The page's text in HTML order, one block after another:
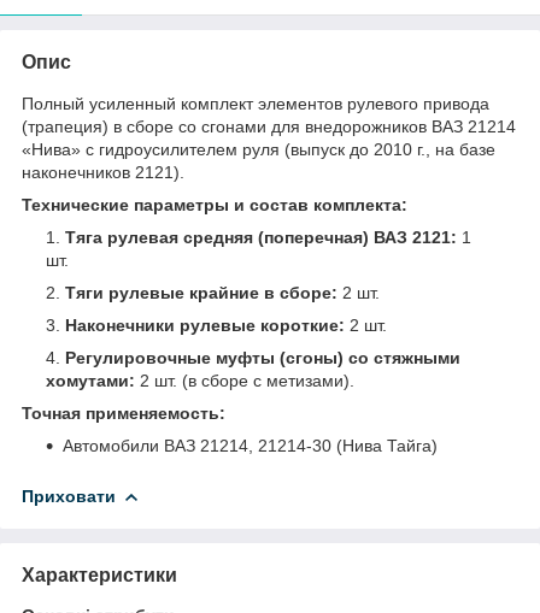
Опис
Полный усиленный комплект элементов рулевого привода
(трапеция) в сборе со сгонами для внедорожников ВАЗ 21214
«Нива» с гидроусилителем руля (выпуск до 2010 г., на базе
наконечников 2121).
Технические параметры и состав комплекта:
Тяга рулевая средняя (поперечная) ВАЗ 2121: 1
шт.
Тяги рулевые крайние в сборе: 2 шт.
Наконечники рулевые короткие: 2 шт.
Регулировочные муфты (сгоны) со стяжными
хомутами: 2 шт. (в сборе с метизами).
Точная применяемость:
Автомобили ВАЗ 21214, 21214-30 (Нива Тайга)
Приховати
Характеристики